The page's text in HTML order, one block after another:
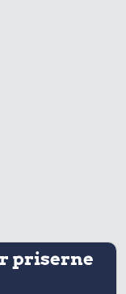
priserne